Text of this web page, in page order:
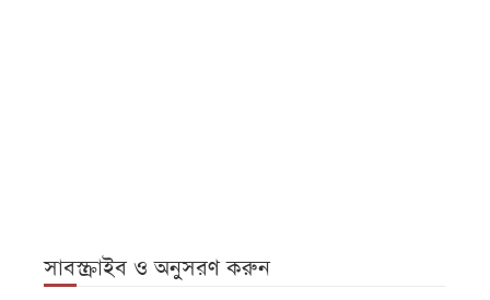
সাবস্ক্রাইব ও অনুসরণ করুন